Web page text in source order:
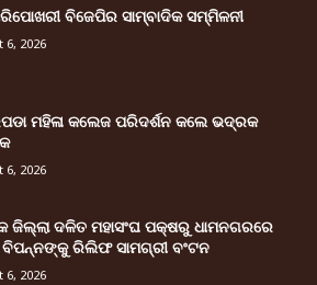
ବିଜେପିର ସାମ୍ବାଦିକ ସମ୍ମିଳନୀ
6, 2026
ମହିଳା କଲେଜ ପରିଦର୍ଶନ କଲେ ଭଦ୍ରକ
6, 2026
ଜିଲ୍ଲା ଦଳିତ ମହାସଂଘ ପକ୍ଷରୁ ଧାମନଗରରେ
ବିପନ୍ନଙ୍କୁ ରିଲିଫ ସାମଗ୍ରୀ ବଂଟନ
6, 2026